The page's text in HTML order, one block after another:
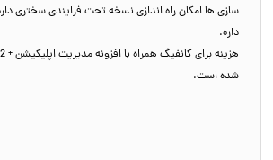
سازی ها امکان راه اندازی نسخه تحت فرایندی سختری
داره.
شده است.